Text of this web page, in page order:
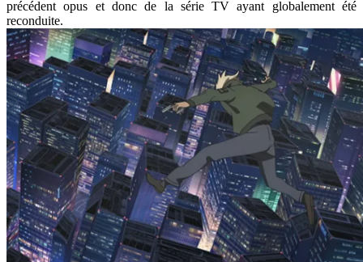
précédent opus et donc de la série TV ayant globalement été
reconduite.